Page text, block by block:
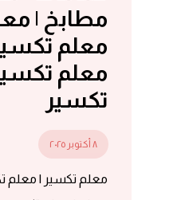
مطابخ |
معلم
معلم
تكسير
٨ أكتوبر ٢٠٢٥
معلم تكسير | معلم